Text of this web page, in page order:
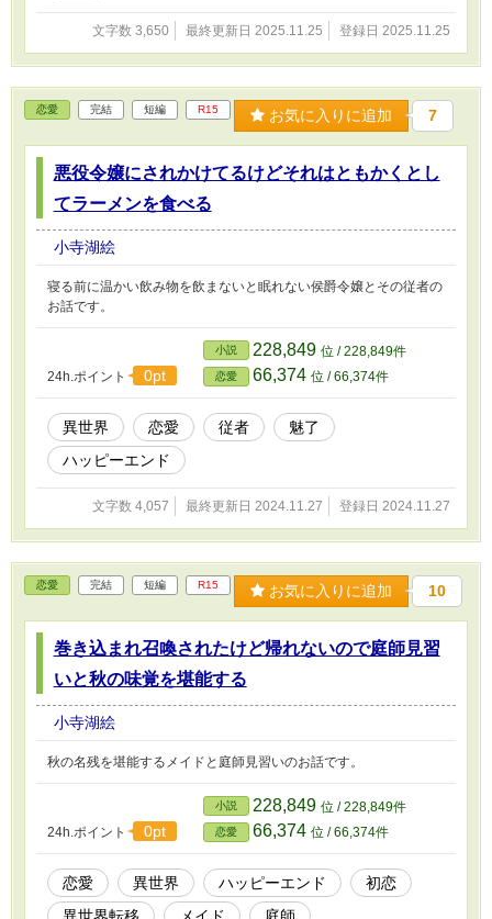
文字数 3,650 最終更新日 2025.11.25 登録日 2025.11.25
恋愛 完結 短編 R15 お気に入りに追加 7
悪役令嬢にされかけてるけどそれはともかくとし
てラーメンを食べる
小寺湖絵
寝る前に温かい飲み物を飲まないと眠れない侯爵令嬢とその従者の
お話です。
24h.ポイント 0pt
小説 228,849 位 / 228,849件
恋愛 66,374 位 / 66,374件
異世界 恋愛 従者
魅了
ハッピーエンド
文字数 4,057 最終更新日 2024.11.27 登録日 2024.11.27
恋愛 完結 短編 R15 お気に入りに追加 10
巻き込まれ召喚されたけど帰れないので庭師見習
いと秋の味覚を堪能する
小寺湖絵
秋の名残を堪能するメイドと庭師見習いのお話です。
24h.ポイント 0pt
小説 228,849 位 / 228,849件
恋愛 66,374 位 / 66,374件
恋愛 異世界 ハッピーエンド
初恋